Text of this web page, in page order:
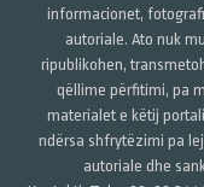
informacionet,
autoriale. Ato nuk
ripublikohen,
qëllime përfitimi, pa
materialet e këtij
ndërsa shfrytëzimi pa
autoriale dhe